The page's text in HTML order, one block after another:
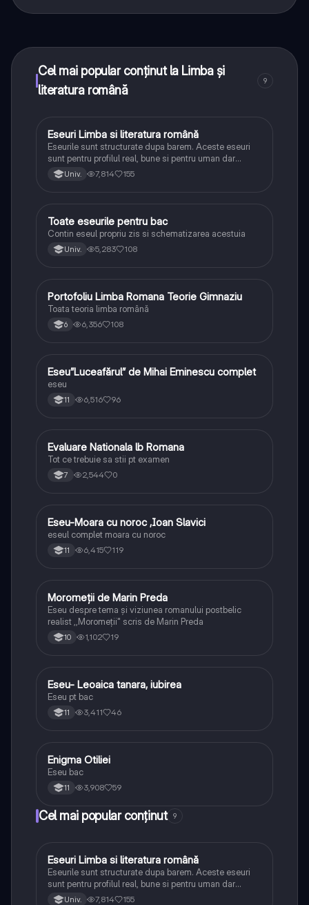
Cel mai popular conținut la Limba și
literatura română
9
Limba și literatura română
Eseuri Limba si literatura română
Eseurile sunt structurate dupa barem. Aceste eseuri
sunt pentru profilul real, bune si pentru uman dar
lipsesc relatiile dintre personaje si caracrerizarile.
Univ. 7,814 155
Limba și literatura română
Toate eseurile pentru bac
Contin eseul propriu zis si schematizarea acestuia
Univ. 5,283 108
Limba și literatura română
Portofoliu Limba Romana Teorie Gimnaziu
Toata teoria limba română
6 6,356 108
Limba și literatura română
Eseu”Luceafărul” de Mihai Eminescu complet
eseu
11 6,516 96
Limba și literatura română
Evaluare Nationala lb Romana
Tot ce trebuie sa stii pt examen
7 2,544 0
Limba și literatura română
Eseu-Moara cu noroc ,Ioan Slavici
eseul complet moara cu noroc
11 6,415 119
Limba și literatura română
Moromeții de Marin Preda
Eseu despre tema și viziunea romanului postbelic
realist ,,Moromeții" scris de Marin Preda
10 1,102 19
Limba și literatura română
Eseu- Leoaica tanara, iubirea
Eseu pt bac
11 3,411 46
Limba și literatura română
Enigma Otiliei
Eseu bac
11 3,908 59
Cel mai popular conținut 9
Limba și literatura română
Eseuri Limba si literatura română
Eseurile sunt structurate dupa barem. Aceste eseuri
sunt pentru profilul real, bune si pentru uman dar
lipsesc relatiile dintre personaje si caracrerizarile.
Univ. 7,814 155